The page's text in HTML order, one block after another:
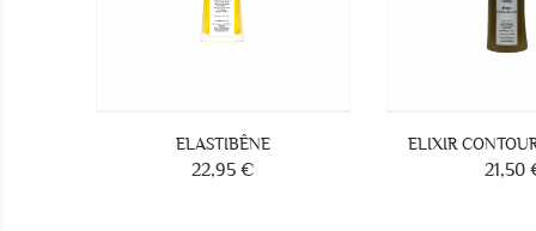
ELASTIBÊNE
Prix
22,95 €
ELIXIR
Prix
21,50